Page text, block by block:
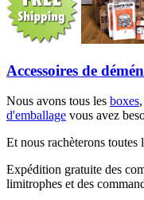
Accessoires de
Nous avons tous les boxes,
d'emballage vous avez
Et nous rachèterons toutes
Expédition gratuite des
limitrophes et des